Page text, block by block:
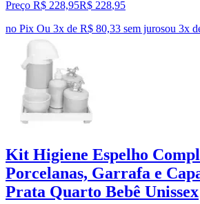
Preço R$ 228,95R$ 228,95
no Pix Ou 3x de R$ 80,33 sem jurosou 3x
Kit Higiene Espelho
Porcelanas, Garrafa e
Prata Quarto Bebê Unissex